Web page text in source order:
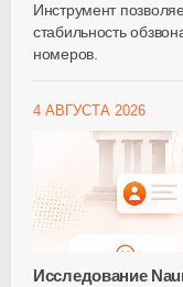
Инструмент
стабильность
номеров.
4 АВГУСТА 2026
Исследование